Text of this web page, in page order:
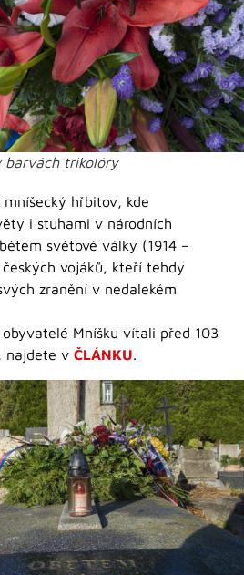
barvách trikolóry
hřbitov, kde
i stuhami v národních
světové války (1914 –
vojáků, kteří tehdy
zranění v nedalekém
Mníšku vítali před 103
najdete v ČLÁNKU.